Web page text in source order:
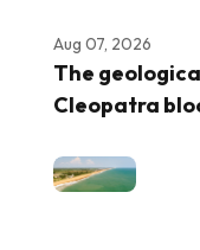
Aug 07, 2026
The
Cleopatra